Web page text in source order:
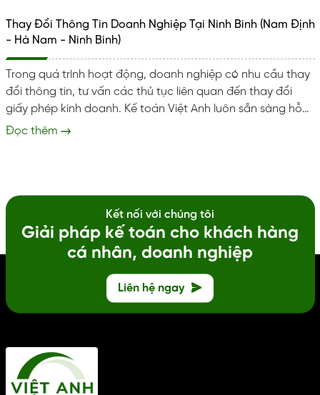
Thay Đổi Thông Tin Doanh Nghiệp Tại Ninh Binh (Nam Định
- Hà Nam - Ninh Binh)
Trong quá trình hoạt động, doanh nghiệp có nhu cầu thay
đổi thông tin, tư vấn các thủ tục liên quan đến thay đổi
giấy phép kinh doanh. Kế toán Việt Anh luôn sẵn sàng hỗ
trợ doanh nghiệp tại Ninh Bình thực hiện đúng đủ và kịp
Đọc thêm
Kết nối với chúng tôi
Giải pháp kế toán cho khách hàng
cá nhân, doanh nghiệp
Liên hệ ngay